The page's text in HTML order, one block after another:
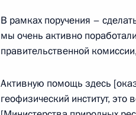
Переговоры с
Вальтером Штайнмайером
25 октября 2017 года, 18:45
В рамках поручения –
мы очень активно
правительственной
Активную помощь здесь
геофизический институт,